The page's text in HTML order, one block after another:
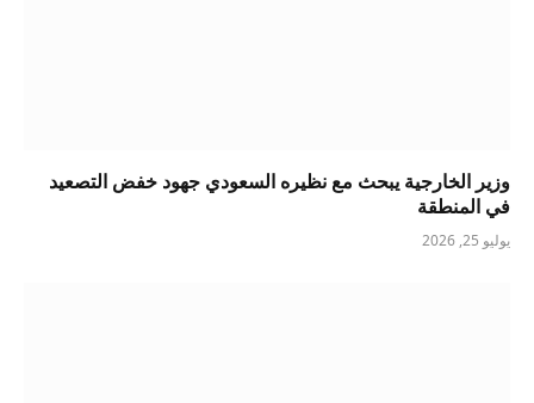
وزير الخارجية يبحث مع نظيره السعودي جهود خفض التصعيد
في المنطقة
يوليو 25, 2026